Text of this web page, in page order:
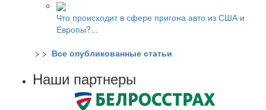
Что происходит в сфере пригона авто из США и
Европы?...
> > Все опубликованные статьи
Наши партнеры